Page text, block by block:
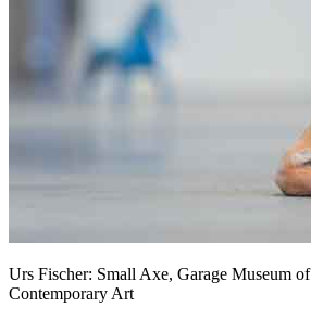
Urs Fischer: Small Axe, Garage Museum
Contemporary Art